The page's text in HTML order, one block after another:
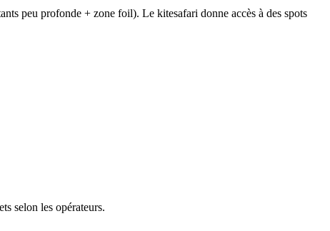
peu profonde + zone foil). Le kitesafari donne accès à des spots
selon les opérateurs.